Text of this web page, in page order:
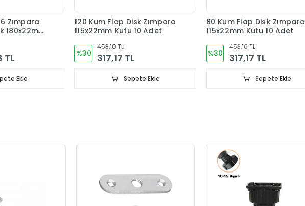
Zımpara
180x22mm
TL
Ekle
120 Kum Flap Disk Zımpara
115x22mm Kutu 10 Adet
%30
453,10 TL
317,17 TL
Sepete Ekle
80 Kum Flap Disk Zımpara
115x22mm Kutu 10 Adet
%30
453,10 TL
317,17 TL
Sepete Ekle